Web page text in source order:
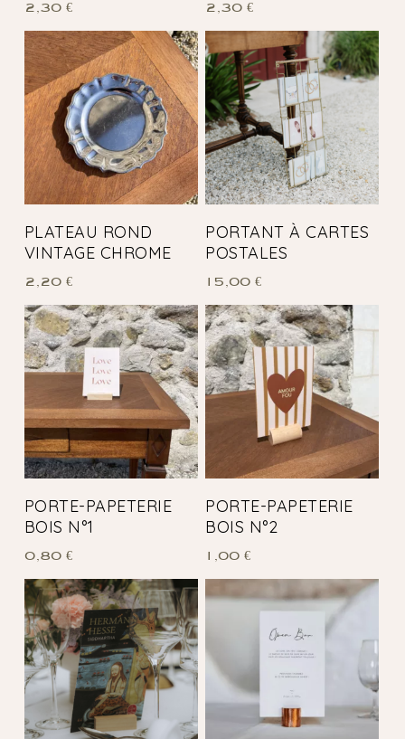
2,30 € 2,30€
PLATEAU ROND
VINTAGE CHROME
2,20 €
PORTANT À CARTES
POSTALES
15,00€
PORTE-PAPETERIE
BOIS N°1
0,80 €
PORTE-PAPETERIE
BOIS N°2
1,00€